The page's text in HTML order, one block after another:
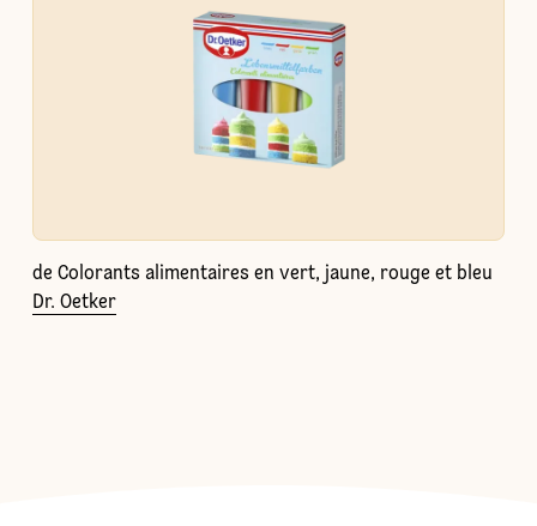
de Colorants alimentaires en vert, jaune, rouge et bleu
Dr. Oetker